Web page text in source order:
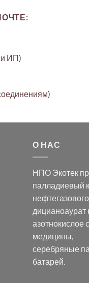
и ИП)
О НАС
НПО Экотек
палладиевый
дицианоаурат
азотнокислое
медицины,
серебряные
батарей.